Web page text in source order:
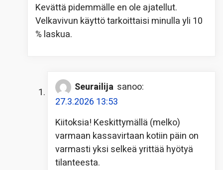
Kevättä pidemmälle en ole ajatellut.
Velkavivun käyttö tarkoittaisi minulla yli 10
% laskua.
Seurailija sanoo:
27.3.2026 13:53
Kiitoksia! Keskittymällä (melko)
varmaan kassavirtaan kotiin päin on
varmasti yksi selkeä yrittää hyötyä
tilanteesta.